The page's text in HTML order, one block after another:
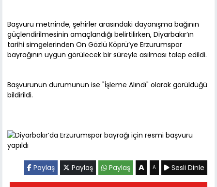
Başvuru metninde, şehirler arasındaki dayanışma bağının
güçlendirilmesinin amaçlandığı belirtilirken, Diyarbakır’ın
tarihi simgelerinden On Gözlü Köprü’ye Erzurumspor
bayrağının uygun görülecek bir süreyle asılması talep edildi.
Başvurunun durumunun ise "İşleme Alındı" olarak görüldüğü
bildirildi.
Paylaş Paylaş Paylaş A A Sesli Dinle